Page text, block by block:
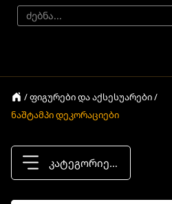
/ ფიგურები და აქსესუარები /
ნაშტამპი დეკორაციები
კატეგორიები